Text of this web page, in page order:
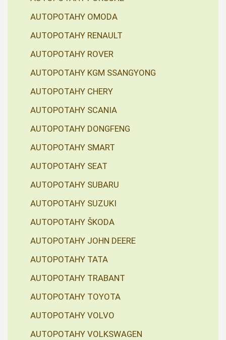
AUTOPOTAHY OMODA
AUTOPOTAHY RENAULT
AUTOPOTAHY ROVER
AUTOPOTAHY KGM SSANGYONG
AUTOPOTAHY CHERY
AUTOPOTAHY SCANIA
AUTOPOTAHY DONGFENG
AUTOPOTAHY SMART
AUTOPOTAHY SEAT
AUTOPOTAHY SUBARU
AUTOPOTAHY SUZUKI
AUTOPOTAHY ŠKODA
AUTOPOTAHY JOHN DEERE
AUTOPOTAHY TATA
AUTOPOTAHY TRABANT
AUTOPOTAHY TOYOTA
AUTOPOTAHY VOLVO
AUTOPOTAHY VOLKSWAGEN